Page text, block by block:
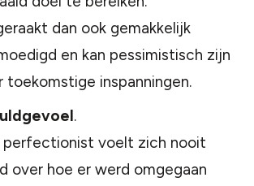
dan ook gemakkelijk
en kan pessimistisch zijn
toekomstige inspanningen.
.
perfectionist voelt zich nooit
over hoe er werd omgegaan